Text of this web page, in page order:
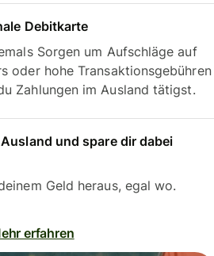
Debitkarte
Sorgen um Aufschläge auf
oder hohe Transaktionsgebühren
Zahlungen im Ausland tätigst.
und spare dir dabei
Geld heraus, egal wo.
erfahren